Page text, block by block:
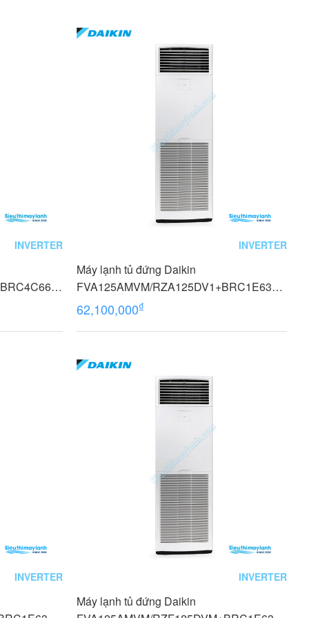
INVERTER INVERTER
Máy lạnh tủ đứng Daikin
FVA125AMVM/RZA125DV1+BRC1E63
5.0 HP (5 Ngựa) Inverter - 1 pha
62,100,000₫
INVERTER INVERTER
Máy lạnh tủ đứng Daikin